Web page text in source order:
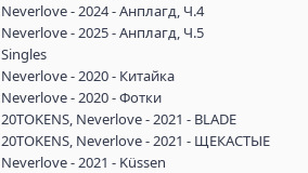
Neverlove - 2024 - Анплагд, Ч.4
Neverlove - 2025 - Анплагд, Ч.5
Singles
Neverlove - 2020 - Китайка
Neverlove - 2020 - Фотки
20TOKENS, Neverlove - 2021 - BLADE
20TOKENS, Neverlove - 2021 - ЩЕКАСТЫЕ
Neverlove - 2021 - Küssen